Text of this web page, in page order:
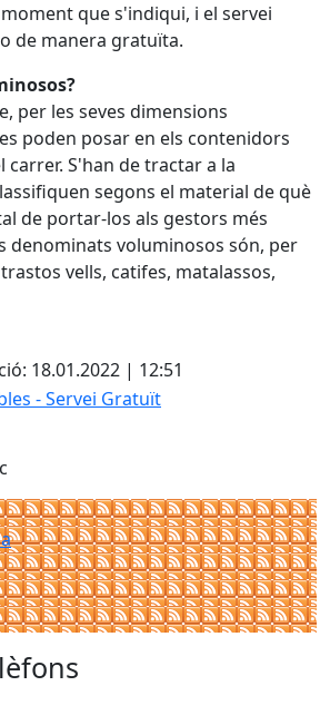
que s'indiqui, i el servei
de manera gratuïta.
per les seves dimensions
poden posar en els contenidors
S'han de tractar a la
segons el material de què
de portar-los als gestors més
denominats voluminosos són, per
vells, catifes, matalassos,
18.01.2022 | 12:51
- Servei Gratuït